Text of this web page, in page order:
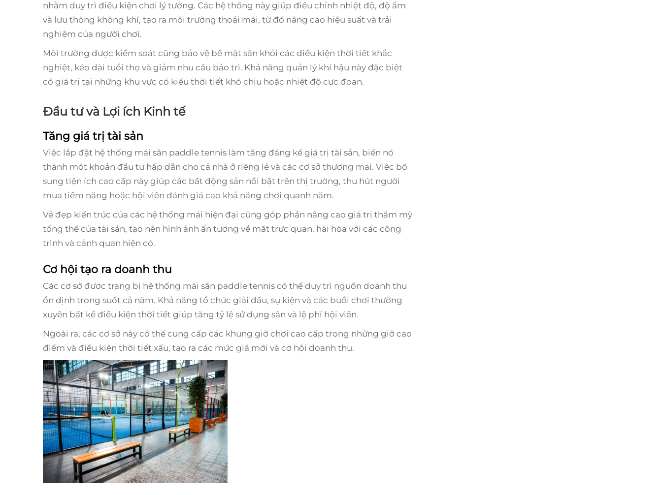
nhằm duy trì điều kiện chơi lý tưởng. Các hệ thống này giúp điều chỉnh nhiệt độ, độ ẩm
và lưu thông không khí, tạo ra môi trường thoải mái, từ đó nâng cao hiệu suất và trải
nghiệm của người chơi.
Môi trường được kiểm soát cũng bảo vệ bề mặt sân khỏi các điều kiện thời tiết khắc
nghiệt, kéo dài tuổi thọ và giảm nhu cầu bảo trì. Khả năng quản lý khí hậu này đặc biệt
có giá trị tại những khu vực có kiểu thời tiết khó chịu hoặc nhiệt độ cực đoan.
Đầu tư và Lợi ích Kinh tế
Tăng giá trị tài sản
Việc lắp đặt hệ thống mái sân paddle tennis làm tăng đáng kể giá trị tài sản, biến nó
thành một khoản đầu tư hấp dẫn cho cả nhà ở riêng lẻ và các cơ sở thương mại. Việc bổ
sung tiện ích cao cấp này giúp các bất động sản nổi bật trên thị trường, thu hút người
mua tiềm năng hoặc hội viên đánh giá cao khả năng chơi quanh năm.
Vẻ đẹp kiến trúc của các hệ thống mái hiện đại cũng góp phần nâng cao giá trị thẩm mỹ
tổng thể của tài sản, tạo nên hình ảnh ấn tượng về mặt trực quan, hài hòa với các công
trình và cảnh quan hiện có.
Cơ hội tạo ra doanh thu
Các cơ sở được trang bị hệ thống mái sân paddle tennis có thể duy trì nguồn doanh thu
ổn định trong suốt cả năm. Khả năng tổ chức giải đấu, sự kiện và các buổi chơi thường
xuyên bất kể điều kiện thời tiết giúp tăng tỷ lệ sử dụng sân và lệ phí hội viên.
Ngoài ra, các cơ sở này có thể cung cấp các khung giờ chơi cao cấp trong những giờ cao
điểm và điều kiện thời tiết xấu, tạo ra các mức giá mới và cơ hội doanh thu.